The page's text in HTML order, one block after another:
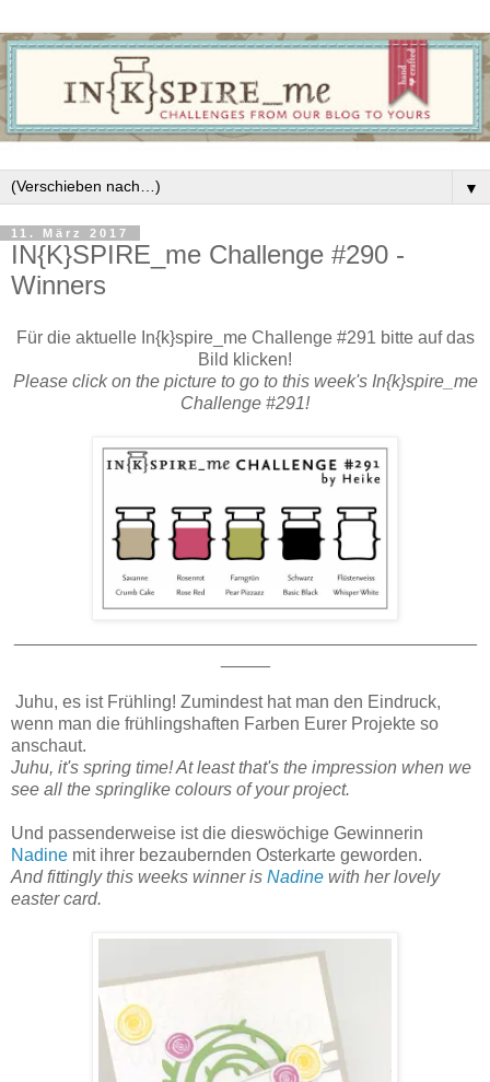
▼
11. März 2017
IN{K}SPIRE_me Challenge #290 -
Winners
Für die aktuelle In{k}spire_me Challenge #291 bitte auf das
Bild klicken!
Please click on the picture to go to this week's In{k}spire_me
Challenge #291!
Juhu, es ist Frühling! Zumindest hat man den Eindruck,
wenn man die frühlingshaften Farben Eurer Projekte so
anschaut.
Juhu, it's spring time! At least that's the impression when we
see all the springlike colours of your project.
Und passenderweise ist die dieswöchige Gewinnerin
Nadine mit ihrer bezaubernden Osterkarte geworden.
And fittingly this weeks winner is Nadine with her lovely
easter card.